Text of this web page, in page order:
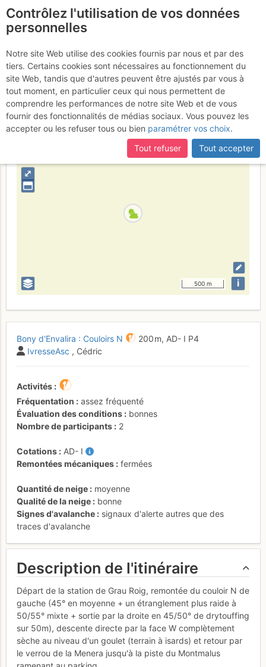
Bony d'Envalira : Couloir
N de gauche
Dimanche 7 mai 2017
Andorre Haute Ariège - Andorre
⤢
500 m i
Bony d'Envalira : Couloirs N 200 m, AD- I P4
IvresseAsc , Cédric
Activités
Fréquentation
assez fréquenté
Évaluation des conditions
bonnes
Nombre de participants
2
Cotations AD- I
Remontées mécaniques
fermées
Quantité de neige
moyenne
Qualité de la neige
bonne
Signes d'avalanche
signaux d'alerte autres que des
traces d'avalanche
Description de l'itinéraire
Départ de la station de Grau Roig, remontée du couloir N de
gauche (45° en moyenne + un étranglement plus raide à
50/55° mixte + sortie par la droite en 45/50° de drytouffing
sur 50m), descente directe par la face W complètement
sèche au niveau d'un goulet (terrain à isards) et retour par
le verrou de la Menera jusqu'à la piste du Montmalus
Contrôlez l'utilisation de vos données
personnelles
Notre site Web utilise des cookies fournis par nous et par des
tiers. Certains cookies sont nécessaires au fonctionnement du
site Web, tandis que d'autres peuvent être ajustés par vous à
tout moment, en particulier ceux qui nous permettent de
comprendre les performances de notre site Web et de vous
fournir des fonctionnalités de médias sociaux. Vous pouvez les
accepter ou les refuser tous ou bien paramétrer vos choix.
Tout refuser
Tout accepter